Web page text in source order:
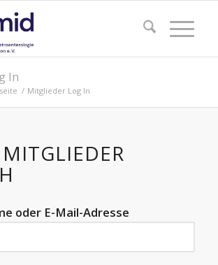
In
/ Mitglieder Log In
oder E-Mail-Adresse